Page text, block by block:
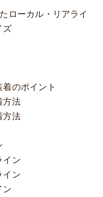
ローカル・リアライ
ズ
のポイント
法
法
ン
ン